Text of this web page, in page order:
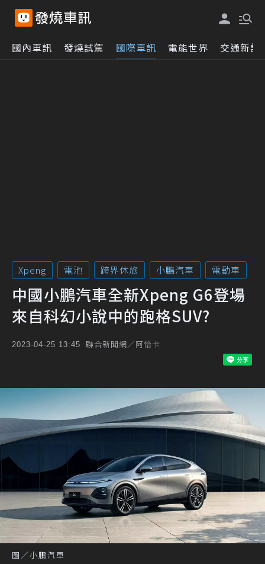
國內車訊 發燒試駕 國際車訊 電能世界 交通新訊
Xpeng 電池 跨界休旅 小鵬汽車 電動車
中國小鵬汽車全新Xpeng G6登場
來自科幻小說中的跑格SUV?
2023-04-25 13:45 聯合新聞網／阿恰卡
圖／小鵬汽車